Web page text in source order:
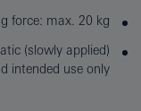
force: max. 20 kg
(slowly applied)
intended use only